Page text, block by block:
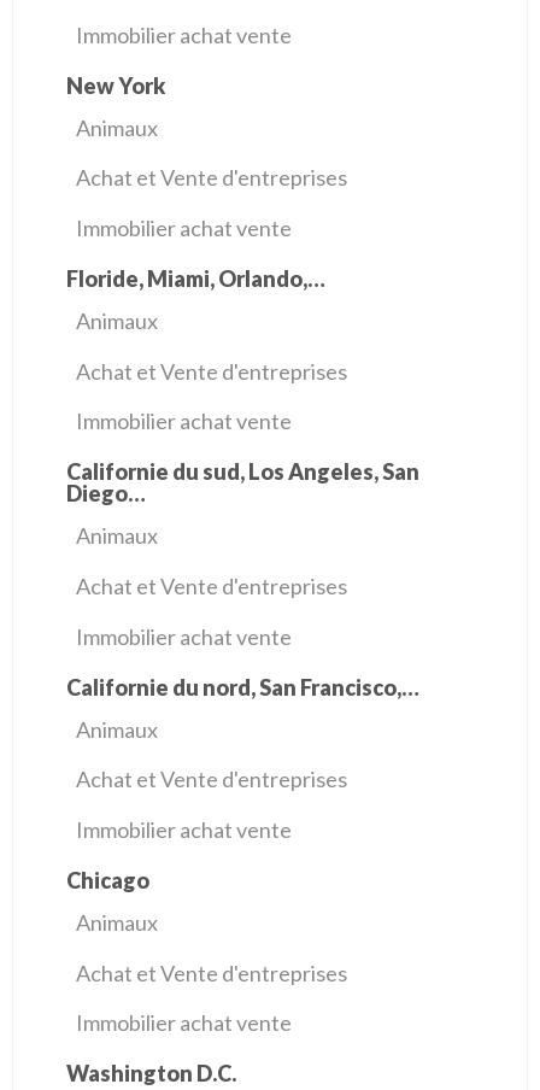
Immobilier achat vente
New York
Animaux
Achat et Vente d'entreprises
Immobilier achat vente
Floride, Miami, Orlando,…
Animaux
Achat et Vente d'entreprises
Immobilier achat vente
Californie du sud, Los Angeles, San
Diego…
Animaux
Achat et Vente d'entreprises
Immobilier achat vente
Californie du nord, San Francisco,…
Animaux
Achat et Vente d'entreprises
Immobilier achat vente
Chicago
Animaux
Achat et Vente d'entreprises
Immobilier achat vente
Washington D.C.